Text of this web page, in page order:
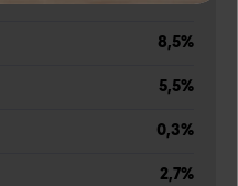
8,5%
5,5%
0,3%
2,7%